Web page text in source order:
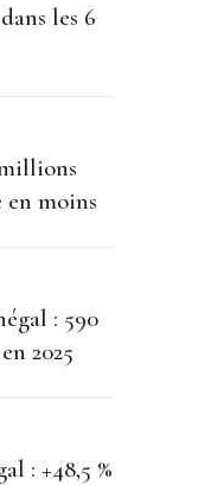
les 6
en moins
: 590
2025
: +48,5 %